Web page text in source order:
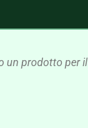
un prodotto per